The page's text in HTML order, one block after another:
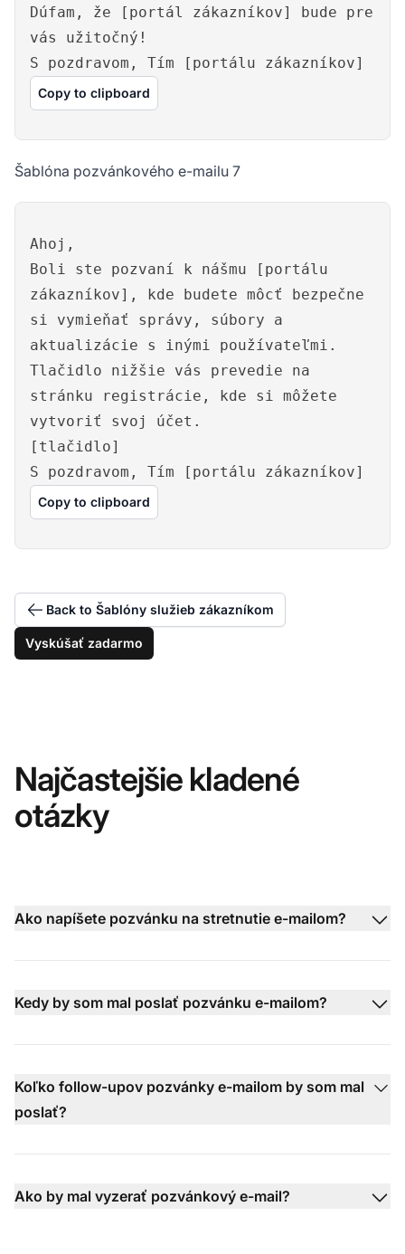
Dúfam, že [portál zákazníkov] bude pre
vás užitočný!
S pozdravom, Tím [portálu zákazníkov]
Copy to clipboard
Šablóna pozvánkového e-mailu 7
Ahoj,
Boli ste pozvaní k nášmu [portálu
zákazníkov], kde budete môcť bezpečne
si vymieňať správy, súbory a
aktualizácie s inými používateľmi.
Tlačidlo nižšie vás prevedie na
stránku registrácie, kde si môžete
vytvoriť svoj účet.
[tlačidlo]
S pozdravom, Tím [portálu zákazníkov]
Copy to clipboard
Back to Šablóny služieb zákazníkom
Vyskúšať zadarmo
Najčastejšie kladené
otázky
Ako napíšete pozvánku na stretnutie e-mailom?
Kedy by som mal poslať pozvánku e-mailom?
Koľko follow-upov pozvánky e-mailom by som mal
poslať?
Ako by mal vyzerať pozvánkový e-mail?